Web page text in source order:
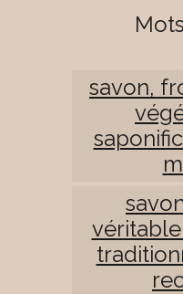
savon,